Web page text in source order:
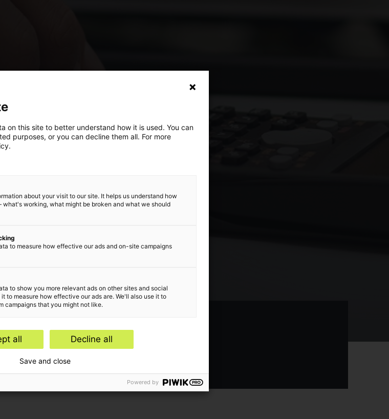
on this site to better understand how it is used. You can
purposes, or you can decline them all. For more
about your visit to our site. It helps us understand how
what's working, what might be broken and what we should
to measure how effective our ads and on-site campaigns
to show you more relevant ads on other sites and social
it to measure how effective our ads are. We'll also use it to
campaigns that you might not like.
all Decline all
Save and close
Powered by